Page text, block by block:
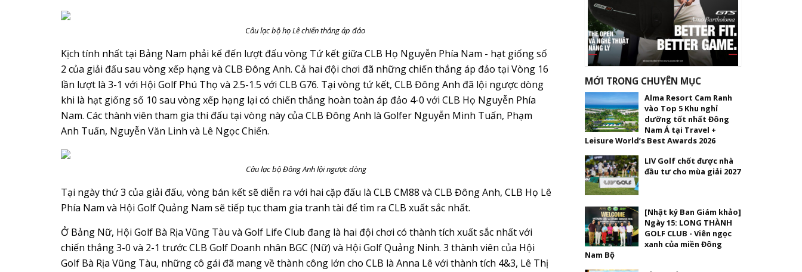
Câu lạc bộ họ Lê chiến thắng áp đảo
Kịch tính nhất tại Bảng Nam phải kể đến lượt đấu vòng Tứ kết giữa CLB Họ Nguyễn Phía Nam - hạt giống số
2 của giải đấu sau vòng xếp hạng và CLB Đông Anh. Cả hai đội chơi đã những chiến thắng áp đảo tại Vòng 16
lần lượt là 3-1 với Hội Golf Phú Thọ và 2.5-1.5 với CLB G76. Tại vòng tứ kết, CLB Đông Anh đã lội ngược dòng
khi là hạt giống số 10 sau vòng xếp hạng lại có chiến thắng hoàn toàn áp đảo 4-0 với CLB Họ Nguyễn Phía
Nam. Các thành viên tham gia thi đấu tại vòng này của CLB Đông Anh là Golfer Nguyễn Minh Tuấn, Phạm
Anh Tuấn, Nguyễn Văn Linh và Lê Ngọc Chiến.
Câu lạc bộ Đông Anh lội ngược dòng
Tại ngày thứ 3 của giải đấu, vòng bán kết sẽ diễn ra với hai cặp đấu là CLB CM88 và CLB Đông Anh, CLB Họ Lê
Phía Nam và Hội Golf Quảng Nam sẽ tiếp tục tham gia tranh tài để tìm ra CLB xuất sắc nhất.
Ở Bảng Nữ, Hội Golf Bà Rịa Vũng Tàu và Golf Life Club đang là hai đội chơi có thành tích xuất sắc nhất với
chiến thắng 3-0 và 2-1 trước CLB Golf Doanh nhân BGC (Nữ) và Hội Golf Quảng Ninh. 3 thành viên của Hội
Golf Bà Rịa Vũng Tàu, những cô gái đã mang về thành công lớn cho CLB là Anna Lê với thành tích 4&3, Lê Thị
MỚI TRONG CHUYÊN MỤC
Alma Resort Cam Ranh
vào Top 5 Khu nghỉ
dưỡng tốt nhất Đông
Nam Á tại Travel +
Leisure World’s Best Awards 2026
LIV Golf chốt được nhà
đầu tư cho mùa giải 2027
[Nhật ký Ban Giám khảo]
Ngày 15: LONG THÀNH
GOLF CLUB - Viên ngọc
xanh của miền Đông
Nam Bộ